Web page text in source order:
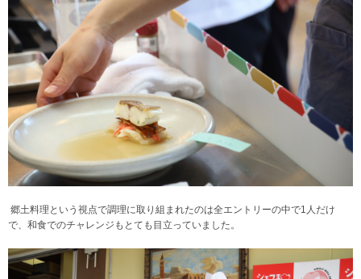
郷土料理という視点で調理に取り組まれたのは全エントリーの中で1人だけ
で、和食でのチャレンジもとても目立っていました。